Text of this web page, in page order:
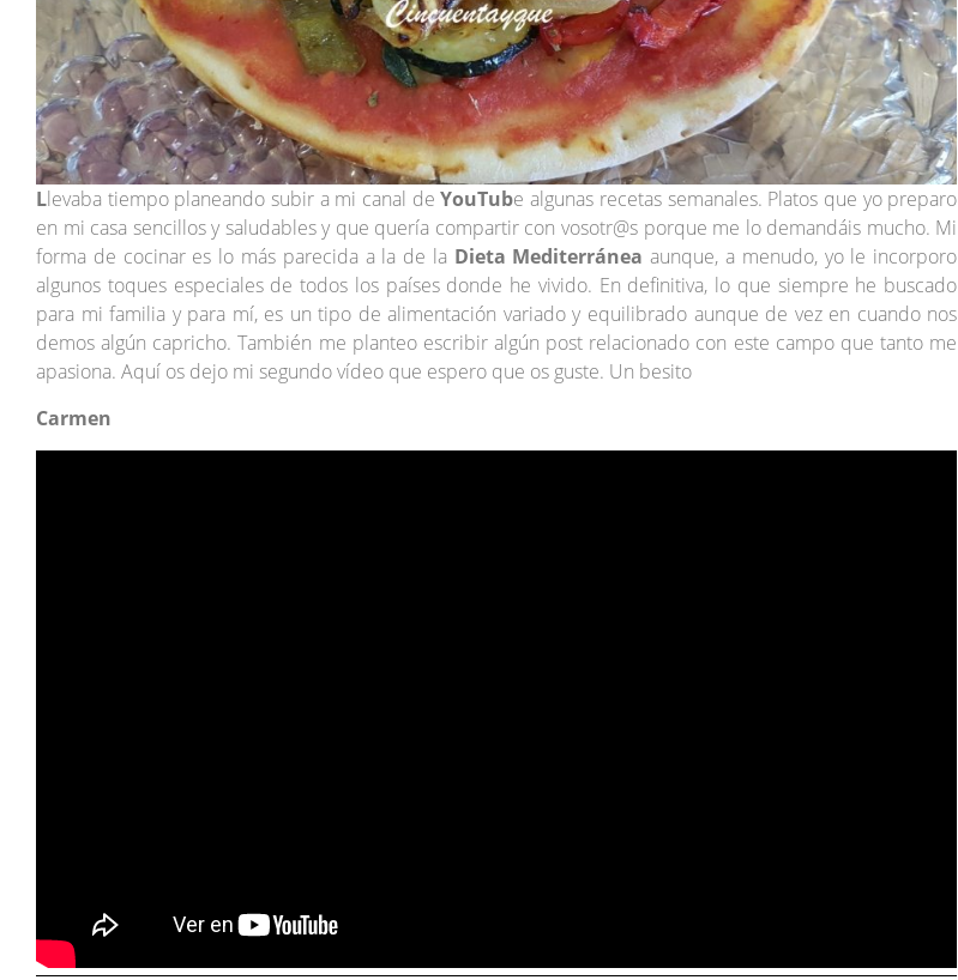
Llevaba tiempo planeando subir a mi canal de YouTube algunas recetas semanales. Platos que yo preparo
en mi casa sencillos y saludables y que quería compartir con vosotr@s porque me lo demandáis mucho. Mi
forma de cocinar es lo más parecida a la de la Dieta Mediterránea aunque, a menudo, yo le incorporo
algunos toques especiales de todos los países donde he vivido. En definitiva, lo que siempre he buscado
para mi familia y para mí, es un tipo de alimentación variado y equilibrado aunque de vez en cuando nos
demos algún capricho. También me planteo escribir algún post relacionado con este campo que tanto me
apasiona. Aquí os dejo mi segundo vídeo que espero que os guste. Un besito
Carmen